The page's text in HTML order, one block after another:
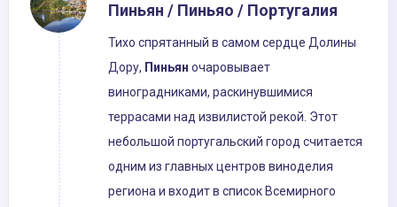
Пиньян / Пиньяо / Португалия
Тихо спрятанный в самом сердце Долины
Дору, Пиньян очаровывает
виноградниками, раскинувшимися
террасами над извилистой рекой. Этот
небольшой португальский город считается
одним из главных центров виноделия
региона и входит в список Всемирного